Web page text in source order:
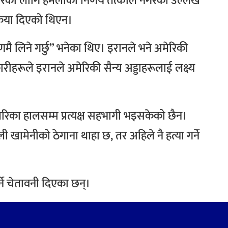
दिएको थिएन।
लिने गर्छु” भनेका थिए।इरानले भने अमेरिकी
इरानले अमेरिकी सैन्य अड्डाहरूलाई लक्ष्य
हालसम्म प्रत्यक्ष सहभागी भइसकेको छैन।
खामेनीको ठेगाना थाहा छ, तर अहिले नै हत्या गर्ने
चेतावनी दिएका छन्।